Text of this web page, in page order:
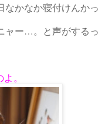
なかなか寝付けんかっ
ャー…。と声がするっ
。